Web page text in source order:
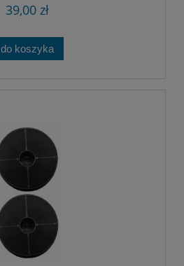
39,00 zł
do koszyka